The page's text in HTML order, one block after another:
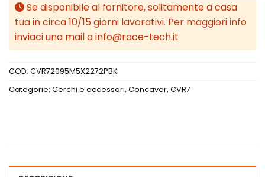
Se disponibile al fornitore, solitamente a casa
tua in circa 10/15 giorni lavorativi. Per maggiori info
inviaci una mail a info@race-tech.it
COD: CVR72095M5X2272PBK
Categorie: Cerchi e accessori, Concaver, CVR7